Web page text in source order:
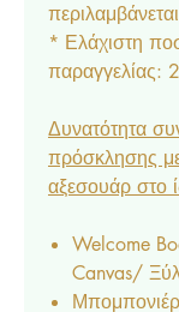
* Ελάχιστη
παραγγελίας:
Δυνατότητα
πρόσκλησης
αξεσουάρ στο
Welcome
Canvas/